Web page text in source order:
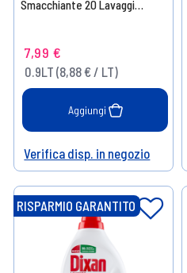
Smacchiante 20 Lavaggi
7,99 €
0.9LT (8,88 € / LT)
Aggiungi
Help
Verifica disp. in negozio
RISPARMIO GARANTITO